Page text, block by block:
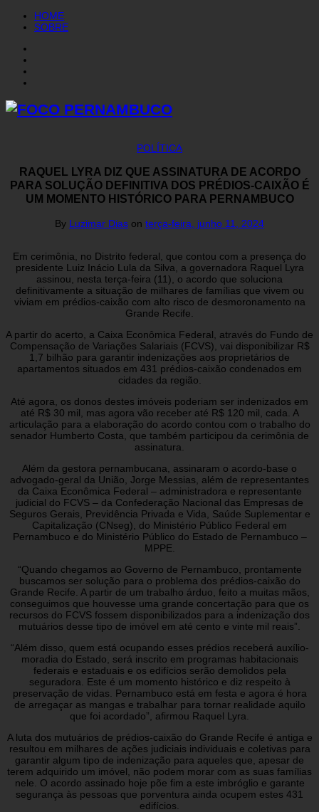
HOME
SOBRE
POLÍTICA
RAQUEL LYRA DIZ QUE ASSINATURA DE ACORDO
PARA SOLUÇÃO DEFINITIVA DOS PRÉDIOS-CAIXÃO É
UM MOMENTO HISTÓRICO PARA PERNAMBUCO
By Luzimar Dias on terça-feira, junho 11, 2024
Em cerimônia, no Distrito federal, que contou com a presença do
presidente Luiz Inácio Lula da Silva, a governadora Raquel Lyra
assinou, nesta terça-feira (11), o acordo que soluciona
definitivamente a situação de milhares de famílias que vivem ou
viviam em prédios-caixão com alto risco de desmoronamento na
Grande Recife.
A partir do acerto, a Caixa Econômica Federal, através do Fundo de
Compensação de Variações Salariais (FCVS), vai disponibilizar R$
1,7 bilhão para garantir indenizações aos proprietários de
apartamentos situados em 431 prédios-caixão condenados em
cidades da região.
Até agora, os donos destes imóveis poderiam ser indenizados em
até R$ 30 mil, mas agora vão receber até R$ 120 mil, cada. A
articulação para a elaboração do acordo contou com o trabalho do
senador Humberto Costa, que também participou da cerimônia de
assinatura.
Além da gestora pernambucana, assinaram o acordo-base o
advogado-geral da União, Jorge Messias, além de representantes
da Caixa Econômica Federal – administradora e representante
judicial do FCVS – da Confederação Nacional das Empresas de
Seguros Gerais, Previdência Privada e Vida, Saúde Suplementar e
Capitalização (CNseg), do Ministério Público Federal em
Pernambuco e do Ministério Público do Estado de Pernambuco –
MPPE.
“Quando chegamos ao Governo de Pernambuco, prontamente
buscamos ser solução para o problema dos prédios-caixão do
Grande Recife. A partir de um trabalho árduo, feito a muitas mãos,
conseguimos que houvesse uma grande concertação para que os
recursos do FCVS fossem disponibilizados para a indenização dos
mutuários desse tipo de imóvel em até cento e vinte mil reais”.
“Além disso, quem está ocupando esses prédios receberá auxílio-
moradia do Estado, será inscrito em programas habitacionais
federais e estaduais e os edifícios serão demolidos pela
seguradora. Este é um momento histórico e diz respeito à
preservação de vidas. Pernambuco está em festa e agora é hora
de arregaçar as mangas e trabalhar para tornar realidade aquilo
que foi acordado”, afirmou Raquel Lyra.
A luta dos mutuários de prédios-caixão do Grande Recife é antiga e
resultou em milhares de ações judiciais individuais e coletivas para
garantir algum tipo de indenização para aqueles que, apesar de
terem adquirido um imóvel, não podem morar com as suas famílias
nele. O acordo assinado hoje põe fim a este imbróglio e garante
segurança às pessoas que porventura ainda ocupem estes 431
edifícios.